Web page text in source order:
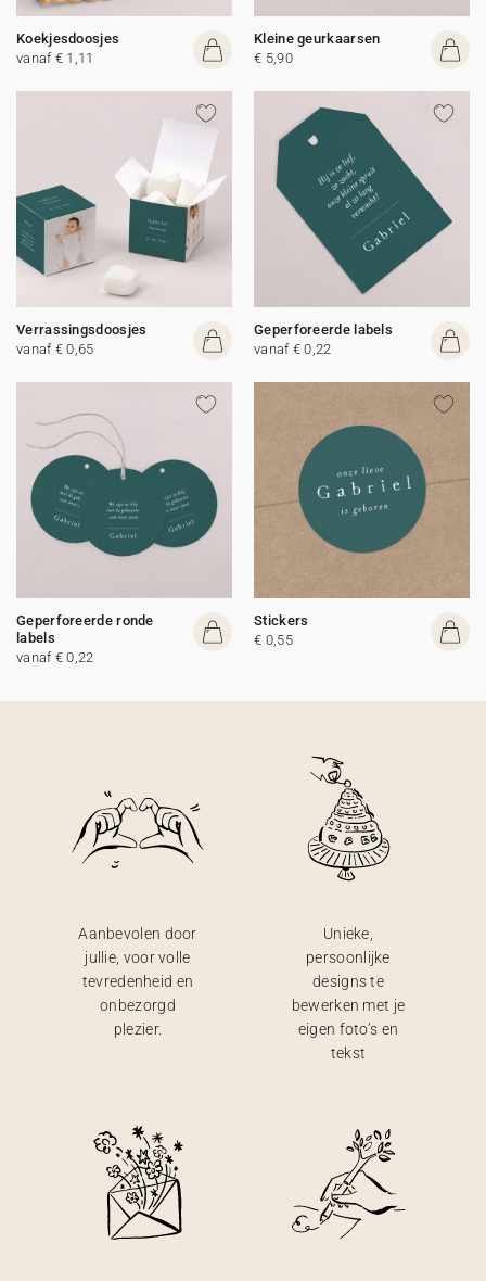
Koekjesdoosjes
vanaf € 1,11
Kleine geurkaarsen
€ 5,90
Verrassingsdoosjes
vanaf € 0,65
Geperforeerde labels
vanaf € 0,22
Geperforeerde ronde
labels
vanaf € 0,22
Stickers
€ 0,55
Aanbevolen door
jullie, voor volle
tevredenheid en
onbezorgd
plezier.
Unieke,
persoonlijke
designs te
bewerken met je
eigen foto’s en
tekst